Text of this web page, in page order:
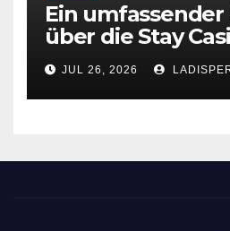
Ein
über die Stay
JUL 26, 2026